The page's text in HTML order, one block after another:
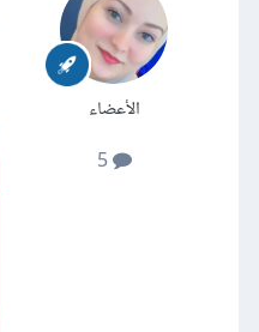
الأعضاء
5